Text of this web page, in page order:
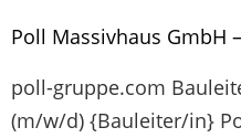
Poll Massivhaus GmbH
poll-gruppe.com
(m/w/d) {Bauleiter/in}